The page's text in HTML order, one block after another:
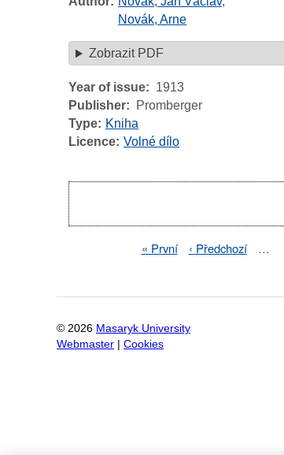
Novák, Arne
Zobrazit PDF
Year of issue
1913
Publisher
Promberger
Type
Kniha
Licence Volné dílo
First
« První
Previous
‹ Předchozí …
© 2026 Masaryk University
Webmaster
Cookies